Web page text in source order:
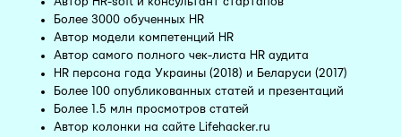
Более 3000 обученных HR
Автор модели компетенций HR
Автор самого полного чек-листа HR аудита
HR персона года Украины (2018) и Беларуси (2017)
Более 100 опубликованных статей и презентаций
Более 1.5 млн просмотров статей
Автор колонки на сайте Lifehacker.ru